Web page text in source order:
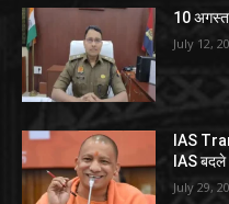
10
July 12,
IAS
IAS बदले
July 29,